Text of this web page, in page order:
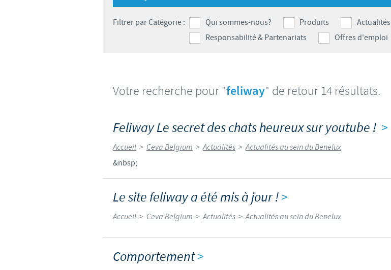
Bulgaria
Colombia
Egypt
Korea
Middle East
Peru
Filtrer par Catégorie : Qui sommes-nous? Produits
Actualités
Responsabilité & Partenariats
Offres d'emploi
Votre recherche pour "feliway" de retour 14 résultats.
Feliway Le secret des chats heureux sur youtube ! >
Accueil > Ceva Belgium > Actualités > Actualités au sein du Benelux
&nbsp;
Le site feliway a été mis à jour !>
Accueil > Ceva Belgium > Actualités > Actualités au sein du Benelux
Comportement>